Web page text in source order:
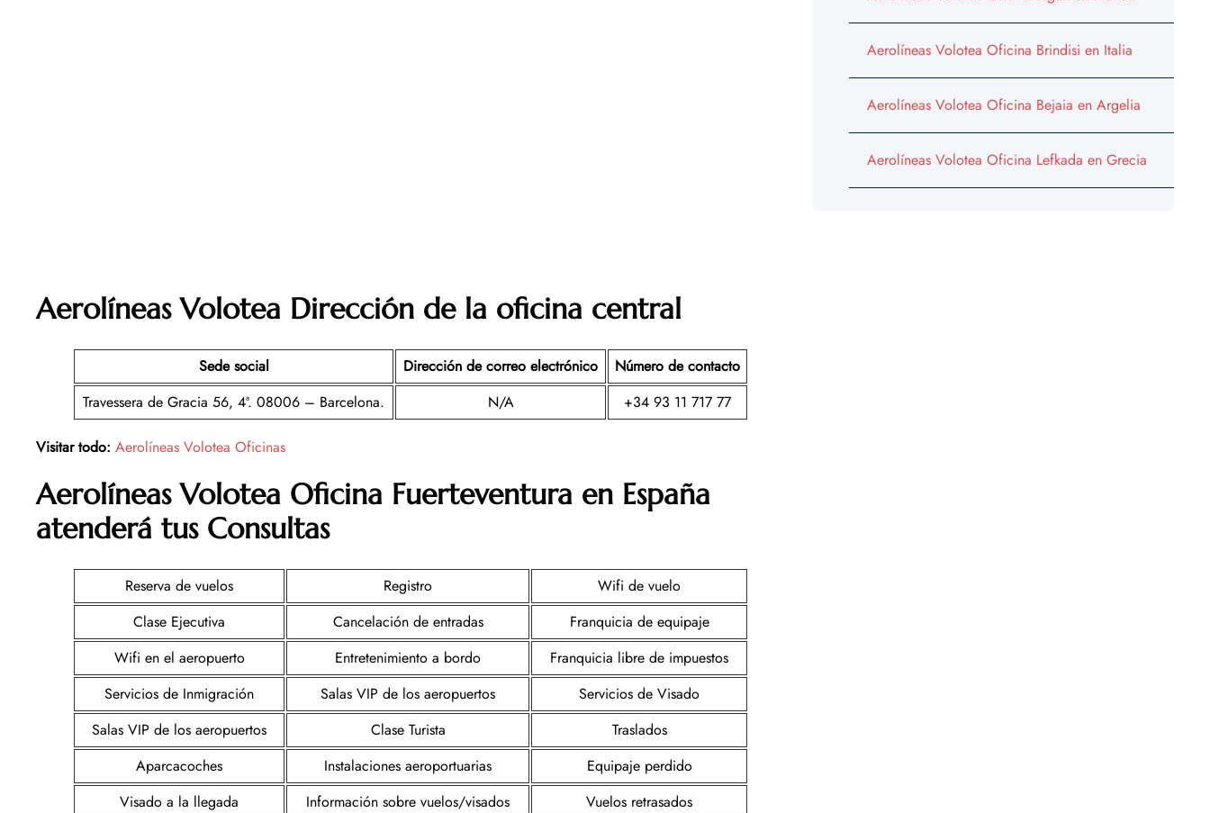
Aerolíneas Volotea Dirección de la oficina central
Sede social Dirección de correo electrónico
Número de contacto
Travessera de Gracia 56, 4ª. 08006 – Barcelona.
N/A +34 93 11 717 77
Visitar todo: Aerolíneas Volotea Oficinas
Aerolíneas Volotea Oficina Fuerteventura en España
atenderá tus Consultas
Reserva de vuelos Registro
Wifi de vuelo
Clase Ejecutiva
Cancelación de entradas
Franquicia de equipaje
Wifi en el aeropuerto
Entretenimiento a bordo
Franquicia libre de impuestos
Servicios de Inmigración
Salas VIP de los aeropuertos
Servicios de Visado
Salas VIP de los aeropuertos
Clase Turista
Traslados
Aparcacoches
Instalaciones aeroportuarias
Equipaje perdido
Visado a la llegada
Información sobre vuelos/visados
Vuelos retrasados
Aerolíneas Volotea Oficina Brindisi en Italia
Aerolíneas Volotea Oficina Bejaia en Argelia
Aerolíneas Volotea Oficina Lefkada en Grecia